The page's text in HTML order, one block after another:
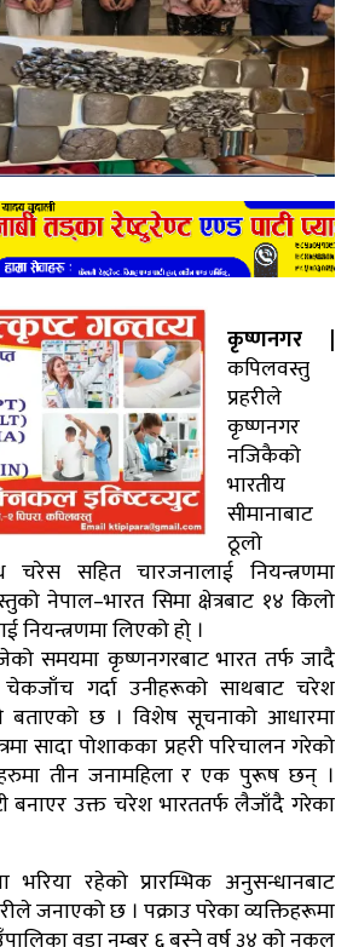
कृष्णनगर |
कपिलवस्तु
प्रहरीले
कृष्णनगर
नजिकैको
भारतीय
सीमानाबाट
ठूलो
चरेस सहित चारजनालाई नियन्त्रणमा
नेपाल–भारत सिमा क्षेत्रबाट १४ किलो
लिएको हो् ।
समयमा कृष्णनगरबाट भारत तर्फ जादै
गर्दा उनीहरूको साथबाट चरेश
बताएको छ । विशेष सूचनाको आधारमा
सादा पोशाकका प्रहरी परिचालन गरेको
तीन जनामहिला र एक पुरूष छन् ।
बनाएर उक्त चरेश भारततर्फ लैजाँदै गरेका
भरिया रहेको प्रारम्भिक अनुसन्धानबाट
जनाएको छ । पक्राउ परेका व्यक्तिहरूमा